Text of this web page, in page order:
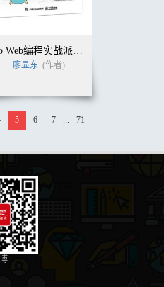
Go Web编程实战派——从入门到精通
廖显东 (作者)
5 6 7 ... 71